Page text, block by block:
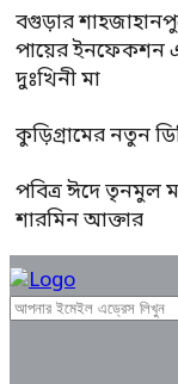
বগুড়ার
পায়ের ইনফেকশন
দুঃখিনী মা
কুড়িগ্রামের নতুন
পবিত্র ঈদে তৃনমুল
শারমিন আক্তার